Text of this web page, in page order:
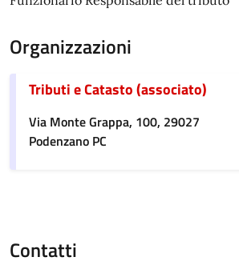
Organizzazioni
Tributi e Catasto (associato)
Via Monte Grappa, 100, 29027
Podenzano PC
Contatti